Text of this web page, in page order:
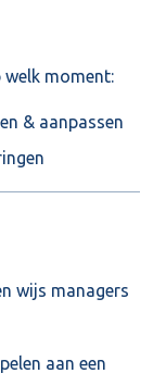
welk moment:
& aanpassen
wijs managers
aan een